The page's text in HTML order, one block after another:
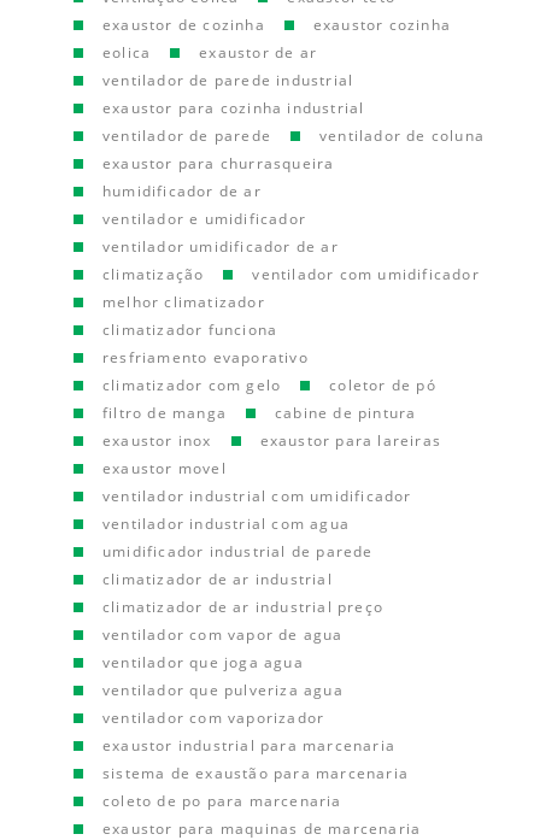
exaustor de cozinha
exaustor cozinha
eolica
exaustor de ar
ventilador de parede industrial
exaustor para cozinha industrial
ventilador de parede
ventilador de coluna
exaustor para churrasqueira
humidificador de ar
ventilador e umidificador
ventilador umidificador de ar
climatização
ventilador com umidificador
melhor climatizador
climatizador funciona
resfriamento evaporativo
climatizador com gelo
coletor de pó
filtro de manga
cabine de pintura
exaustor inox
exaustor para lareiras
exaustor movel
ventilador industrial com umidificador
ventilador industrial com agua
umidificador industrial de parede
climatizador de ar industrial
climatizador de ar industrial preço
ventilador com vapor de agua
ventilador que joga agua
ventilador que pulveriza agua
ventilador com vaporizador
exaustor industrial para marcenaria
sistema de exaustão para marcenaria
coleto de po para marcenaria
exaustor para maquinas de marcenaria